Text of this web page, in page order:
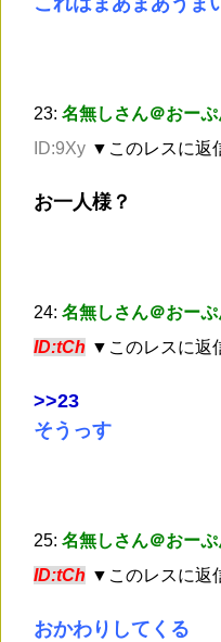
23: 名無しさん＠おーぷ
ID:9Xy ▼このレスに返
お一人様？
24: 名無しさん＠おーぷ
ID:tCh ▼このレスに返
>>23
そうっす
25: 名無しさん＠おーぷ
ID:tCh ▼このレスに返
おかわりしてくる